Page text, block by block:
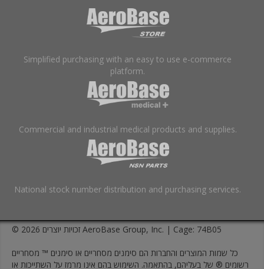
Simplified purchasing with an easy to use e-commerce
platform.
Commercial and industrial medical products and supplies.
National stock number distribution and purchasing services.
© זכויות יוצרים 2026 AeroBase Group, Inc. | Cage: 74B05
כל שמות המוצרים והחברות הם סימנים מסחריים או סימנים ™ מסחריים
רשומים ® של בעליהם, בהתאמה. השימוש בהם אינו מרמז על השתייכות או